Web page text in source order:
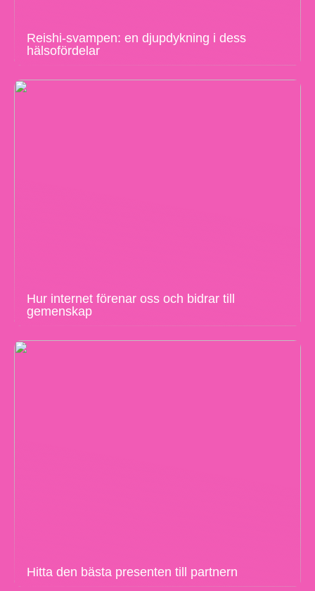
Reishi-svampen: en djupdykning i dess
hälsofördelar
Hur internet förenar oss och bidrar till
gemenskap
Hitta den bästa presenten till partnern